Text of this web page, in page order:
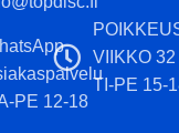
PE 12-18
VIIKKO 32
TI-PE 15-